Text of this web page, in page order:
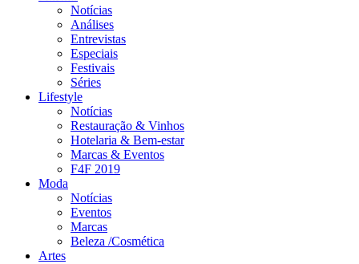
Notícias
Análises
Entrevistas
Especiais
Festivais
Séries
Lifestyle
Notícias
Restauração & Vinhos
Hotelaria & Bem-estar
Marcas & Eventos
F4F 2019
Moda
Notícias
Eventos
Marcas
Beleza /Cosmética
Artes